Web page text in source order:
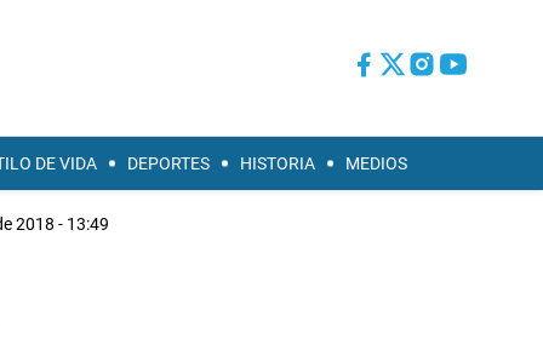
DE VIDA DEPORTES HISTORIA MEDIOS
2018 - 13:49